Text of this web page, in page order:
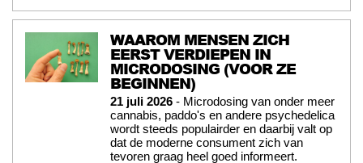
WAAROM MENSEN ZICH
EERST VERDIEPEN IN
MICRODOSING (VOOR ZE
BEGINNEN)
21 juli 2026 - Microdosing van onder meer
cannabis, paddo's en andere psychedelica
wordt steeds populairder en daarbij valt op
dat de moderne consument zich van
tevoren graag heel goed informeert.